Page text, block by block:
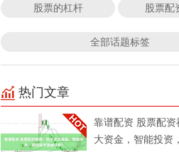
股票的杠杆 股票配
全部话题标签
热门文章
靠谱配资 股票配
大资金，智能投资